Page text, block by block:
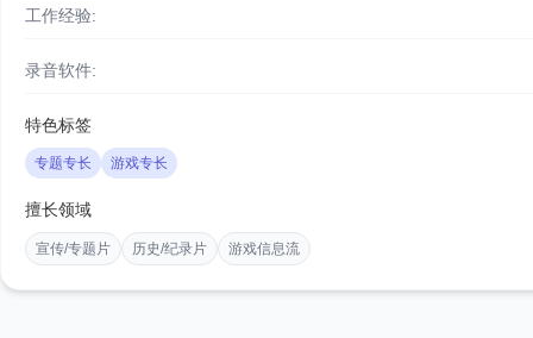
工作经验:
录音软件:
特色标签
专题专长 游戏专长
擅长领域
宣传/专题片 历史/纪录片 游戏信息流